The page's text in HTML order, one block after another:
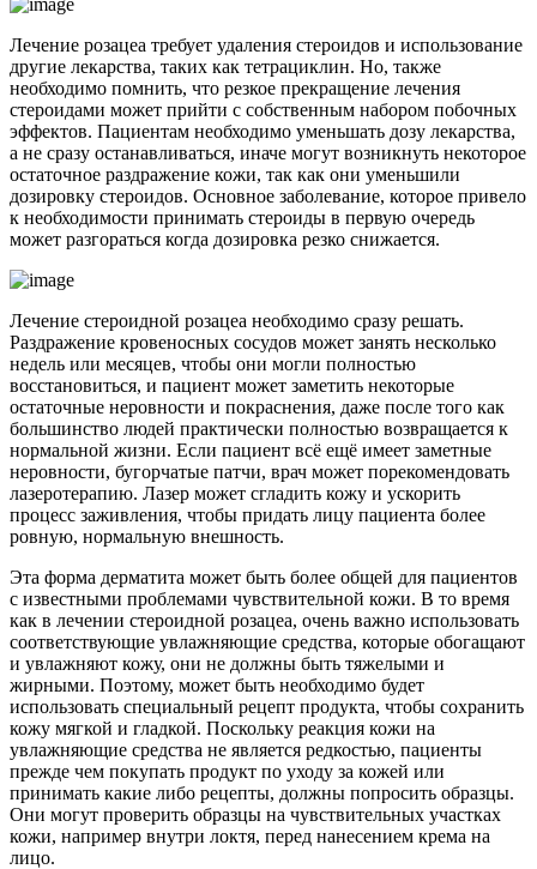
Лечение розацеа требует удаления стероидов и использование
другие лекарства, таких как тетрациклин. Но, также
необходимо помнить, что резкое прекращение лечения
стероидами может прийти с собственным набором побочных
эффектов. Пациентам необходимо уменьшать дозу лекарства,
а не сразу останавливаться, иначе могут возникнуть некоторое
остаточное раздражение кожи, так как они уменьшили
дозировку стероидов. Основное заболевание, которое привело
к необходимости принимать стероиды в первую очередь
может разгораться когда дозировка резко снижается.
Лечение стероидной розацеа необходимо сразу решать.
Раздражение кровеносных сосудов может занять несколько
недель или месяцев, чтобы они могли полностью
восстановиться, и пациент может заметить некоторые
остаточные неровности и покраснения, даже после того как
большинство людей практически полностью возвращается к
нормальной жизни. Если пациент всё ещё имеет заметные
неровности, бугорчатые патчи, врач может порекомендовать
лазеротерапию. Лазер может сгладить кожу и ускорить
процесс заживления, чтобы придать лицу пациента более
ровную, нормальную внешность.
Эта форма дерматита может быть более общей для пациентов
с известными проблемами чувствительной кожи. В то время
как в лечении стероидной розацеа, очень важно использовать
соответствующие увлажняющие средства, которые обогащают
и увлажняют кожу, они не должны быть тяжелыми и
жирными. Поэтому, может быть необходимо будет
использовать специальный рецепт продукта, чтобы сохранить
кожу мягкой и гладкой. Поскольку реакция кожи на
увлажняющие средства не является редкостью, пациенты
прежде чем покупать продукт по уходу за кожей или
принимать какие либо рецепты, должны попросить образцы.
Они могут проверить образцы на чувствительных участках
кожи, например внутри локтя, перед нанесением крема на
лицо.